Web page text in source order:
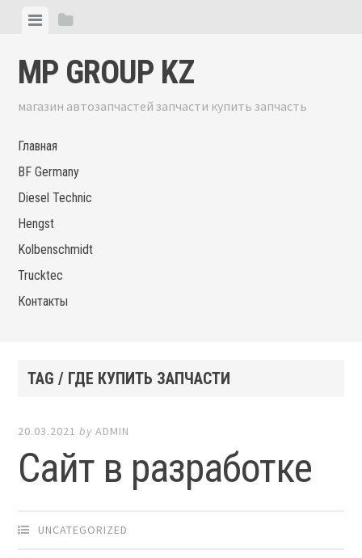
content
ViewView
MP GROUP KZ
магазин автозапчастей запчасти купить запчасть
Главная
BF Germany
Diesel Technic
Hengst
Kolbenschmidt
Trucktec
Контакты
TAG / ГДЕ КУПИТЬ ЗАПЧАСТИ
20.03.2021 byADMIN
Сайт в разработке
UNCATEGORIZED